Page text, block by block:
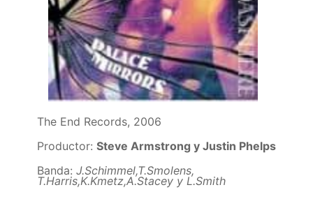
The End Records, 2006
Productor: Steve Armstrong y Justin Phelps
Banda: J.Schimmel,T.Smolens,
T.Harris,K.Kmetz,A.Stacey y L.Smith